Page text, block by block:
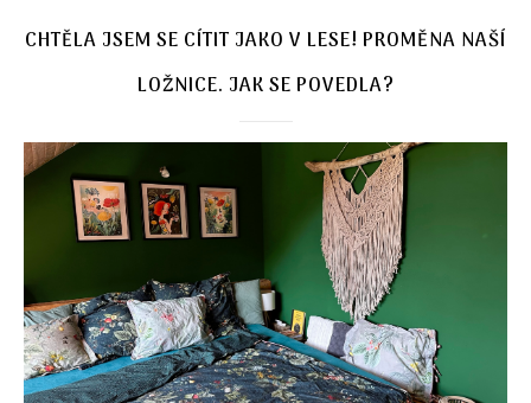
CHTĚLA JSEM SE CÍTIT JAKO V LESE! PROMĚNA NAŠÍ
LOŽNICE. JAK SE POVEDLA?